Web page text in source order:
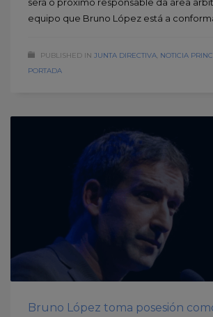
equipo que Bruno López está a
PUBLISHED IN JUNTA DIRECTIVA NOTICIA
PORTADA
Bruno López toma posesión